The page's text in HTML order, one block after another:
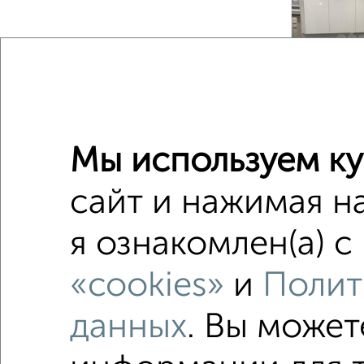
Студии
Поиск по
с
с
Мы используем
сайт и нажимая
я ознакомлен(а) с
«cookies» и
данных. Вы